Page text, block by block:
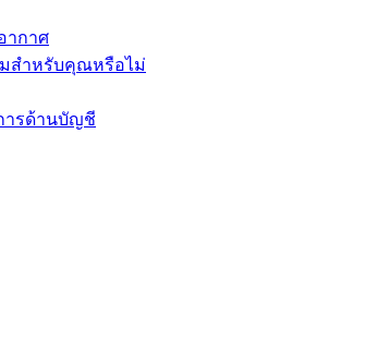
ากาศ
มสำหรับคุณหรือไม่
ารด้านบัญชี